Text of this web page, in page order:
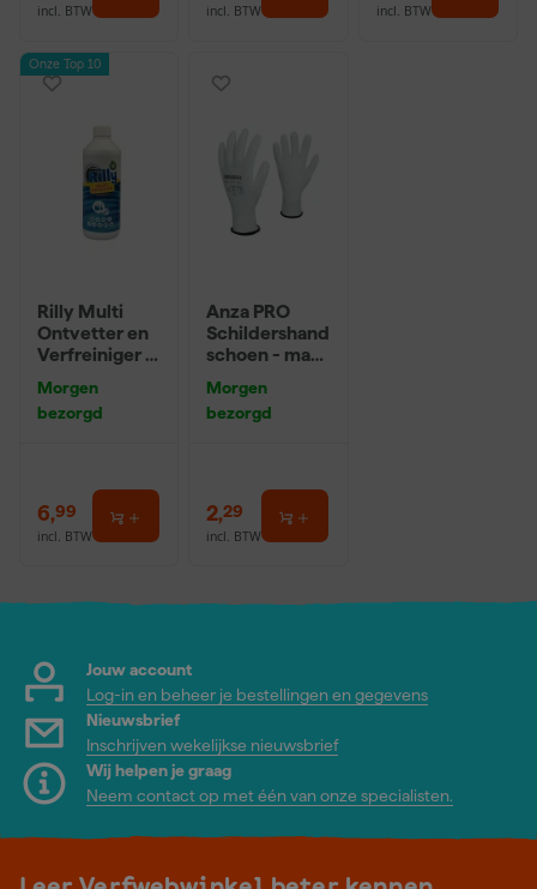
incl. BTW incl. BTW incl. BTW
Onze Top 10
Rilly Multi
Ontvetter en
Verfreiniger –
Morgen
bezorgd
6,99
incl. BTW
Anza PRO
Schildershand
schoen - maat
Morgen
bezorgd
2,29
incl. BTW
Jouw account
Log-in en beheer je bestellingen en gegevens
Nieuwsbrief
Inschrijven wekelijkse nieuwsbrief
Wij helpen je graag
Neem contact op met één van onze specialisten.